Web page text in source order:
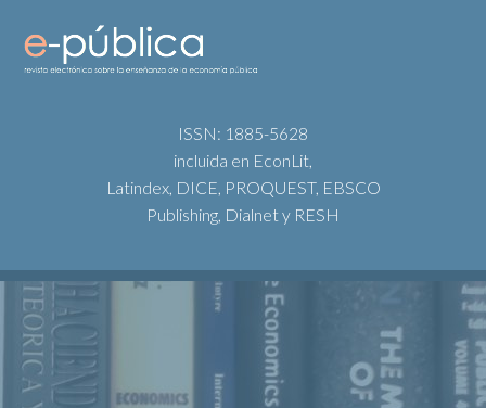
ISSN: 1885-5628
incluida en EconLit,
Latindex, DICE, PROQUEST, EBSCO
Publishing, Dialnet y RESH